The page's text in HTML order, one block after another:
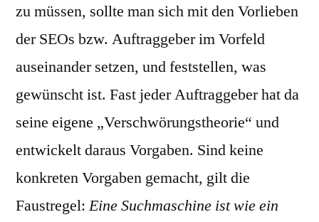
zu müssen, sollte man sich mit den Vorlieben
der SEOs bzw. Auftraggeber im Vorfeld
auseinander setzen, und feststellen, was
gewünscht ist. Fast jeder Auftraggeber hat da
seine eigene „Verschwörungstheorie“ und
entwickelt daraus Vorgaben. Sind keine
konkreten Vorgaben gemacht, gilt die
Faustregel:Eine Suchmaschine ist wie ein